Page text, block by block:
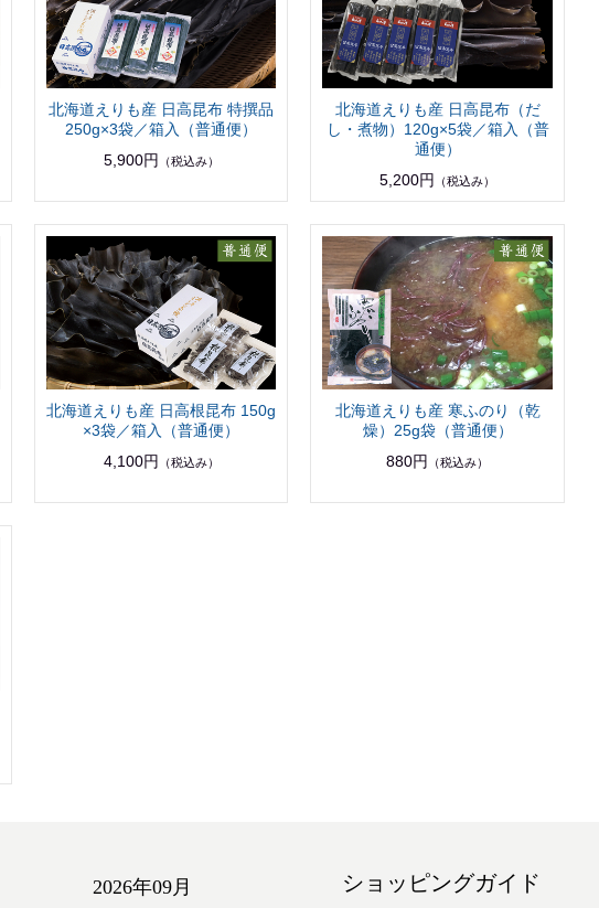
北海道えりも産 日高昆布 特撰品
250g×3袋／箱入（普通便）
5,900円
（税込み）
北海道えりも産 日高昆布（だ
し・煮物）120g×5袋／箱入（普
通便）
5,200円
（税込み）
北海道えりも産 日高根昆布 150g
×3袋／箱入（普通便）
4,100円
（税込み）
北海道えりも産 寒ふのり（乾
燥）25g袋（普通便）
880円
（税込み）
2026年09月 ショッピングガイド